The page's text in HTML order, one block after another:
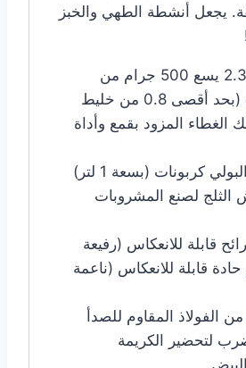
30 وظيفة. يجعل أنشطة الطهي والخبز
وعاء مزج شفاف 2.3 يسع 500 جرام من
الدقيق والمكونات (بحد أقصى 0.8 من خليط
الغطاء المزود بقمع وأداة
كربونات (بسعة 1 لتر)
الثلج لصنع المشروبات
قابلة للانعكاس (رفيعة
قابلة للانعكاس (ناعمة
الفولاذ المقاوم للصدأ
لتحضير الكريمة